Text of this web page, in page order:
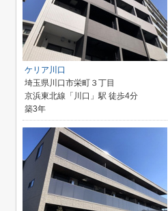
ケリア川口
埼玉県川口市栄町３丁目
京浜東北線「川口」駅 徒歩4分
築3年